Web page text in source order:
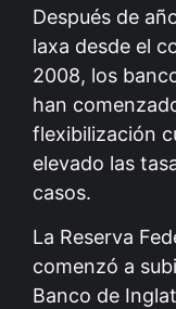
Después de
laxa desde el
2008, los
han
flexibilización
elevado las
casos.
La Reserva
comenzó a
Banco de